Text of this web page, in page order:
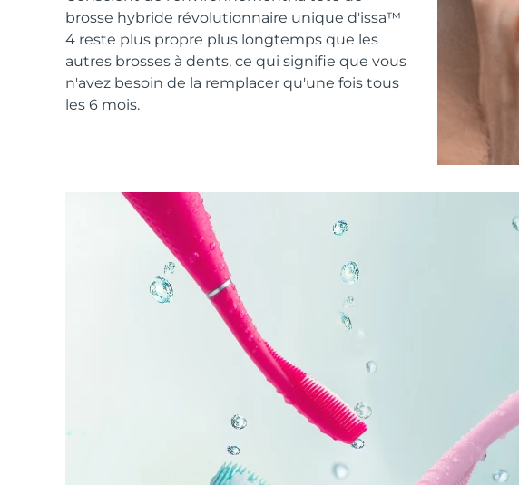
brosse hybride révolutionnaire unique d'issa™
4 reste plus propre plus longtemps que les
autres brosses à dents, ce qui signifie que vous
n'avez besoin de la remplacer qu'une fois tous
les 6 mois.
All revitalizing eye massagers
Soins de la peau KIWI™
Advanced pore care essentials
Serum
For healthy hair
issa™ Teeth Whitening Gel
18% PAP
Cosmétiques Hommes